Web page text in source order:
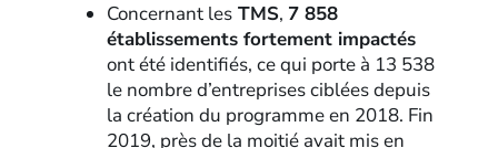
Concernant les TMS, 7 858
établissements fortement impactés
ont été identifiés, ce qui porte à 13 538
le nombre d’entreprises ciblées depuis
la création du programme en 2018. Fin
2019, près de la moitié avait mis en